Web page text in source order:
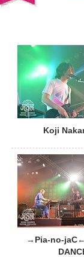
Koji
PHOTO
→Pia-no-
PHOTO